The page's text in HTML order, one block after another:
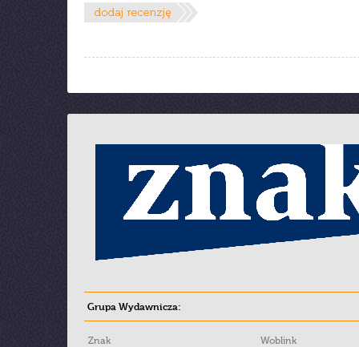
Grupa Wydawnicza:
Znak
Woblink